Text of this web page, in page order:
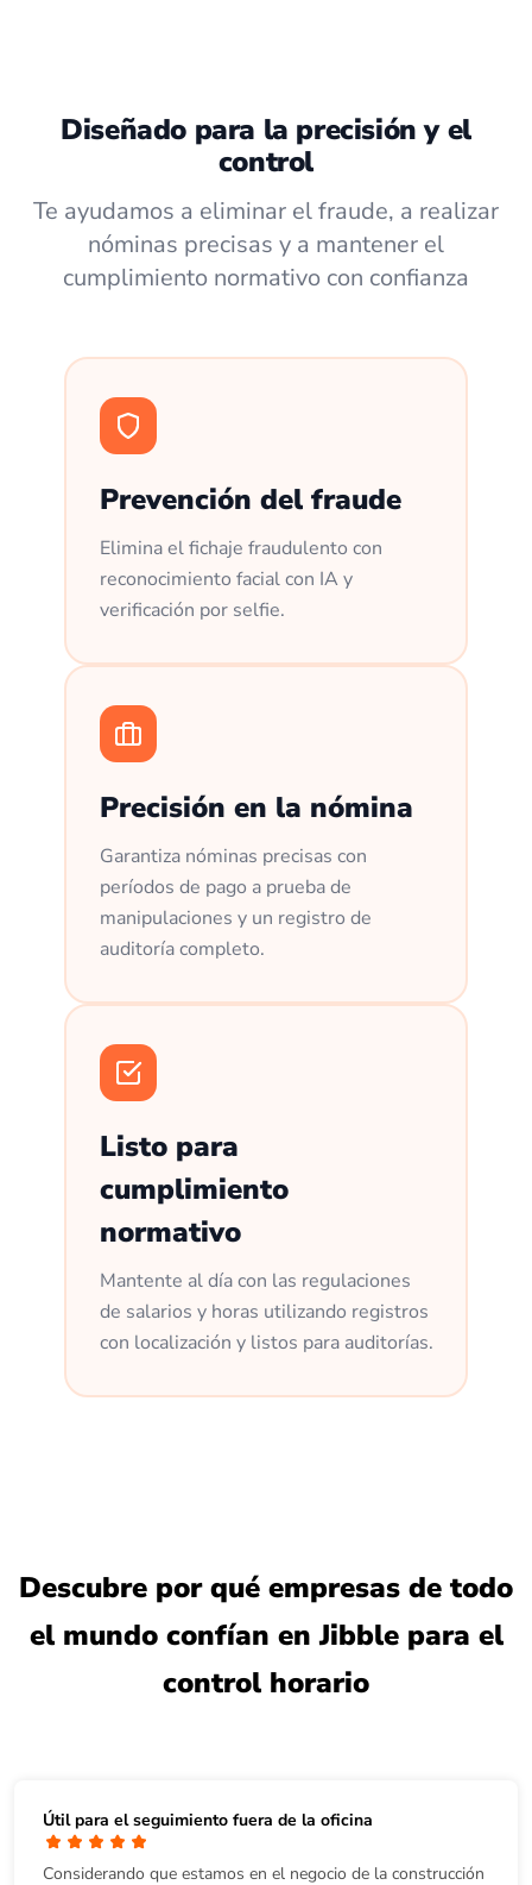
Diseñado para la precisión y el
control
Te ayudamos a eliminar el fraude, a realizar
nóminas precisas y a mantener el
cumplimiento normativo con confianza
Prevención del fraude
Elimina el fichaje fraudulento con
reconocimiento facial con IA y
verificación por selfie.
Precisión en la nómina
Garantiza nóminas precisas con
períodos de pago a prueba de
manipulaciones y un registro de
auditoría completo.
Listo para
cumplimiento
normativo
Mantente al día con las regulaciones
de salarios y horas utilizando registros
con localización y listos para auditorías.
Descubre por qué empresas de todo
el mundo confían en Jibble para el
control horario
Útil para el seguimiento fuera de la oficina
Considerando que estamos en el negocio de la construcción